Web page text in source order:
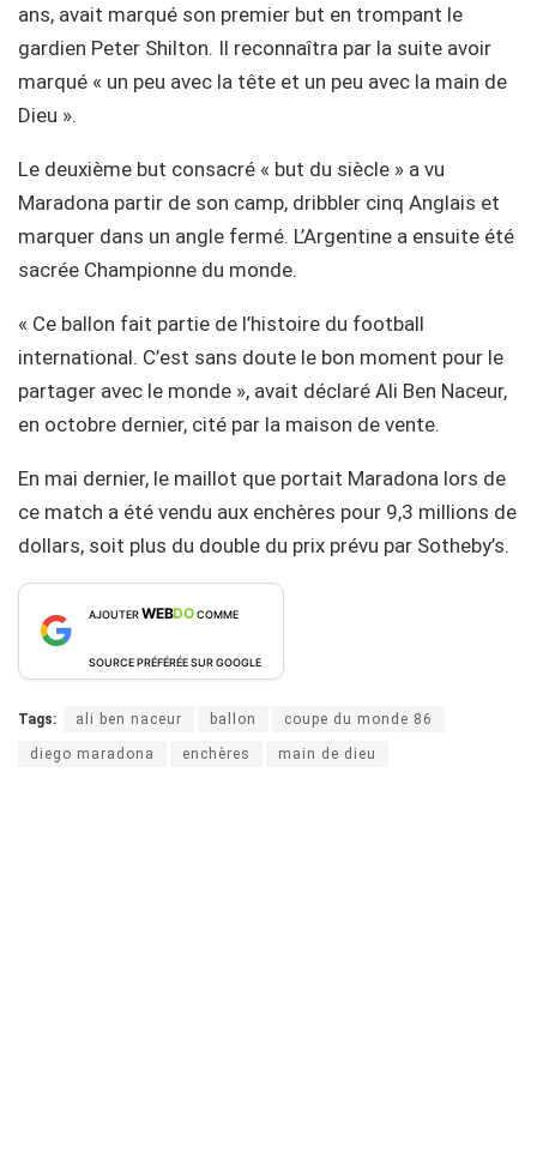
ans, avait marqué son premier but en trompant le
gardien Peter Shilton. Il reconnaîtra par la suite avoir
marqué « un peu avec la tête et un peu avec la main de
Dieu ».
Le deuxième but consacré « but du siècle » a vu
Maradona partir de son camp, dribbler cinq Anglais et
marquer dans un angle fermé. L’Argentine a ensuite été
sacrée Championne du monde.
« Ce ballon fait partie de l’histoire du football
international. C’est sans doute le bon moment pour le
partager avec le monde », avait déclaré Ali Ben Naceur,
en octobre dernier, cité par la maison de vente.
En mai dernier, le maillot que portait Maradona lors de
ce match a été vendu aux enchères pour 9,3 millions de
dollars, soit plus du double du prix prévu par Sotheby’s.
AJOUTERWEBDOCOMME
SOURCE PRÉFÉRÉE SUR GOOGLE
Tags: ali ben naceur ballon coupe du monde 86
diego maradona enchères main de dieu